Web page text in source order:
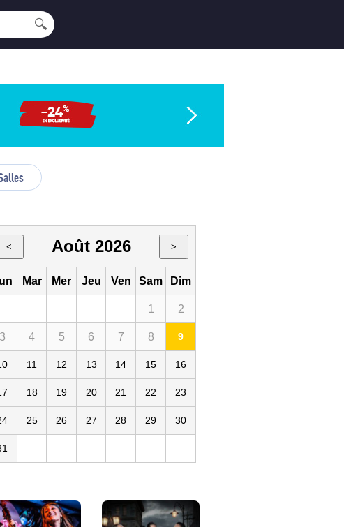
🔍
Grand Rex
< Août 2026 >
Mar Mer Jeu Ven Sam Dim
1 2
3 4 5 6 7 8 9
11 12 13 14 15 16
18 19 20 21 22 23
25 26 27 28 29 30